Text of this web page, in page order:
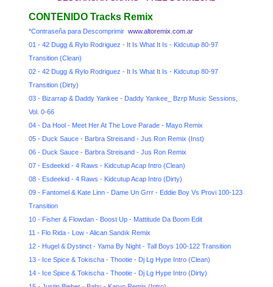
CONTENIDO Tracks Remix
*Contraseña para Descomprimir www.altoremix.com.ar
01 - 42 Dugg & Rylo Rodriguez - It Is What It Is - Kidcutup 80-97
Transition (Clean)
02 - 42 Dugg & Rylo Rodriguez - It Is What It Is - Kidcutup 80-97
Transition (Dirty)
03 - Bizarrap & Daddy Yankee - Daddy Yankee_ Bzrp Music Sessions,
Vol. 0-66
04 - Da Hool - Meet Her At The Love Parade - Mayo Remix
05 - Duck Sauce - Barbra Streisand - Jus Ron Remix (Inst)
06 - Duck Sauce - Barbra Streisand - Jus Ron Remix
07 - Esdeekid - 4 Raws - Kidcutup Acap Intro (Clean)
08 - Esdeekid - 4 Raws - Kidcutup Acap Intro (Dirty)
09 - Fantomel & Kate Linn - Dame Un Grrr - Eddie Boy Vs Provi 100-123
Transition
10 - Fisher & Flowdan - Boost Up - Mattitude Da Boom Edit
11 - Flo Rida - Low - Alican Sandık Remix
12 - Hugel & Dystinct - Yama By Night - Tall Boys 100-122 Transition
13 - Ice Spice & Tokischa - Thootie - Dj Lg Hype Intro (Clean)
14 - Ice Spice & Tokischa - Thootie - Dj Lg Hype Intro (Dirty)